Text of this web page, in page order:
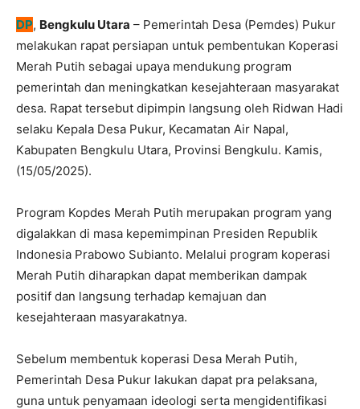
DP, Bengkulu Utara – Pemerintah Desa (Pemdes) Pukur
melakukan rapat persiapan untuk pembentukan Koperasi
Merah Putih sebagai upaya mendukung program
pemerintah dan meningkatkan kesejahteraan masyarakat
desa. Rapat tersebut dipimpin langsung oleh Ridwan Hadi
selaku Kepala Desa Pukur, Kecamatan Air Napal,
Kabupaten Bengkulu Utara, Provinsi Bengkulu. Kamis,
(15/05/2025).
Program Kopdes Merah Putih merupakan program yang
digalakkan di masa kepemimpinan Presiden Republik
Indonesia Prabowo Subianto. Melalui program koperasi
Merah Putih diharapkan dapat memberikan dampak
positif dan langsung terhadap kemajuan dan
kesejahteraan masyarakatnya.
Sebelum membentuk koperasi Desa Merah Putih,
Pemerintah Desa Pukur lakukan dapat pra pelaksana,
guna untuk penyamaan ideologi serta mengidentifikasi